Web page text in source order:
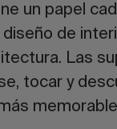
un papel
de
Las
tocar y